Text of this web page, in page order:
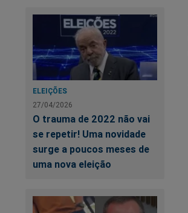
ELEIÇÕES
27/04/2026
O trauma de 2022 não vai
se repetir! Uma novidade
surge a poucos meses de
uma nova eleição